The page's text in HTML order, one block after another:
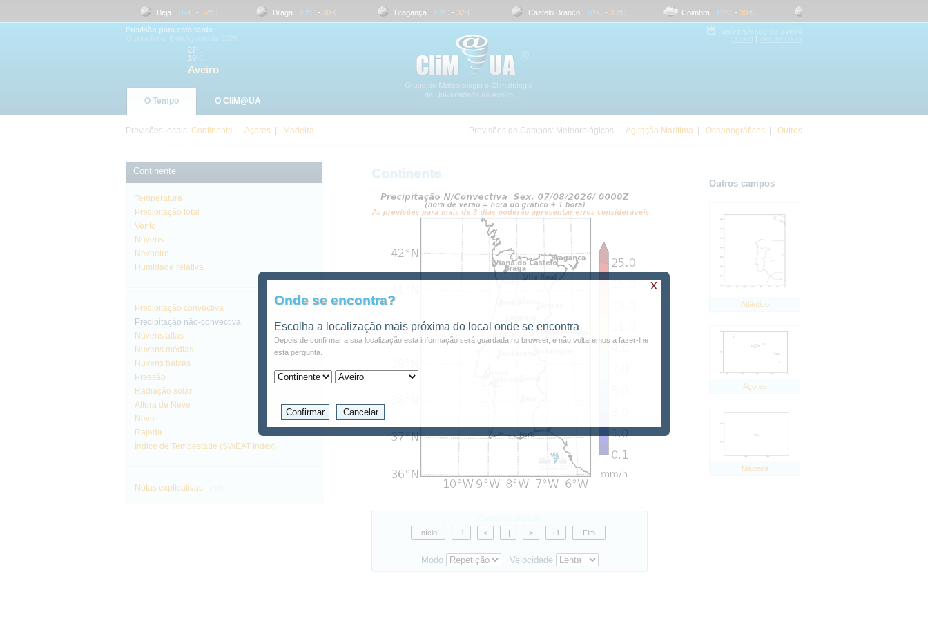
Beja 16 ºC 37 ºC Braga 18 ºC 30 ºC Bragança 16 ºC 32 ºC Castelo Branco 18 ºC 36 ºC Coimbra 15 ºC 30 ºC
|
Previsão para esta tarde
27
19
Aveiro
O Tempo O CliM@UA
Previsões locais: Continente Açores Madeira Previsões de Campos: Meteorológicos Agitação Marítima Oceanográficos Outros
Continente
Temperatura
Precipitação total
Vento
Nuvens
Nevoeiro
Humidade relativa
Precipitação convectiva
Precipitação não-convectiva
Nuvens altas
Nuvens médias
Nuvens baixas
Pressão
Radiação solar
Altura de Neve
Neve
Rajada
Índice de Tempestade (SWEAT Index)
Notas explicativas
Continente
Modo Velocidade
Outros campos
Atlântico
Açores
Madeira
Onde se encontra?
Escolha a localização mais próxima do local onde se encontra
Depois de confirmar a sua localização esta informação será guardada no browser, e não voltaremos a fazer-lhe
esta pergunta.
x